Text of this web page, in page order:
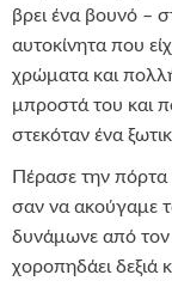
βρει ένα βουνό –
αυτοκίνητα που
χρώματα και
μπροστά του και
στεκόταν ένα
Πέρασε την πόρτα
σαν να ακούγαμε
δυνάμωνε από τον
χοροπηδάει δεξιά